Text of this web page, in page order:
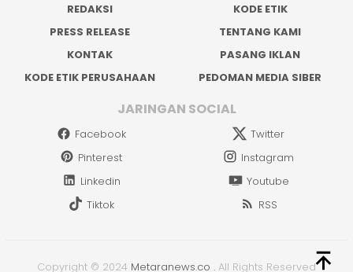
REDAKSI
KODE ETIK
PRESS RELEASE
TENTANG KAMI
KONTAK
PASANG IKLAN
KODE ETIK PERUSAHAAN
PEDOMAN MEDIA SIBER
JARINGAN SOCIAL
Facebook
Twitter
Pinterest
Instagram
Linkedin
Youtube
Tiktok
RSS
Copyright © 2024 Metaranews.co . All Rights Reserved